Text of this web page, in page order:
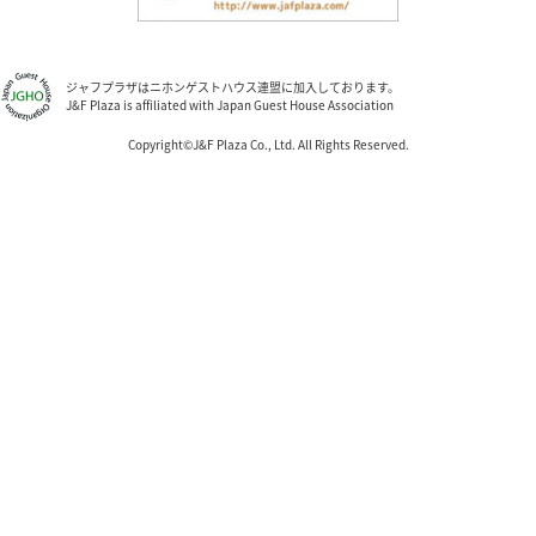
ジャフプラザはニホンゲストハウス連盟に加入しております。
J&F Plaza is affiliated with Japan Guest House Association
Copyright©J&F Plaza Co., Ltd. All Rights Reserved.